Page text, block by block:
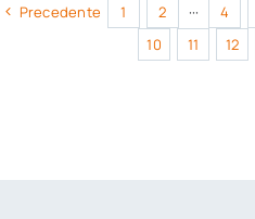
Precedente 1 2 ··· 4
10
11 12